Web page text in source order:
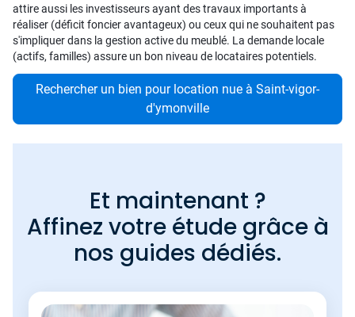
attire aussi les investisseurs ayant des travaux importants à
réaliser (déficit foncier avantageux) ou ceux qui ne souhaitent pas
s'impliquer dans la gestion active du meublé. La demande locale
(actifs, familles) assure un bon niveau de locataires potentiels.
Rechercher un bien pour location nue à Saint-vigor-
d'ymonville
Et maintenant ?
Affinez votre étude grâce à
nos guides dédiés.